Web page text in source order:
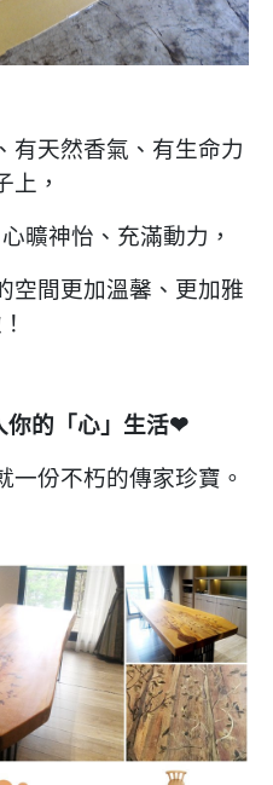
有天然香氣、有生命力
上，
曠神怡、充滿動力，
空間更加溫馨、更加雅
你的「心」生活❤
一份不朽的傳家珍寶。